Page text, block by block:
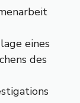
eines
des